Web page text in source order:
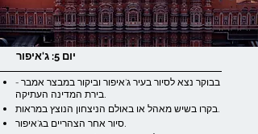
יום 5: ג'איפור
בבוקר נצא לסיור בעיר ג'איפור וביקור במבצר אמבר -
בירת המדינה העתיקה.
בקרו בשיש מאהל או באולם הניצחון הנוצץ במראות.
סיור אחר הצהריים בג'איפור.